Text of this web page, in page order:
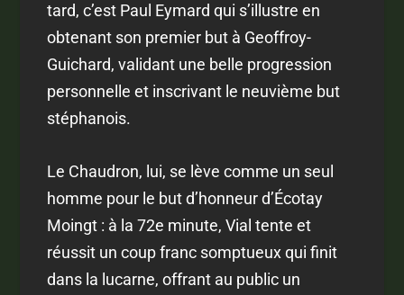
tard, c’est Paul Eymard qui s’illustre en
obtenant son premier but à Geoffroy-
Guichard, validant une belle progression
personnelle et inscrivant le neuvième but
stéphanois.
Le Chaudron, lui, se lève comme un seul
homme pour le but d’honneur d’Écotay
Moingt : à la 72e minute, Vial tente et
réussit un coup franc somptueux qui finit
dans la lucarne, offrant au public un